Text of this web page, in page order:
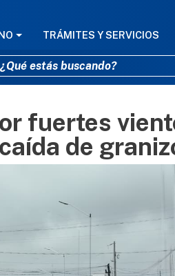
PRINCIPAL
TRÁMITES Y SERVICIOS
fuertes
de